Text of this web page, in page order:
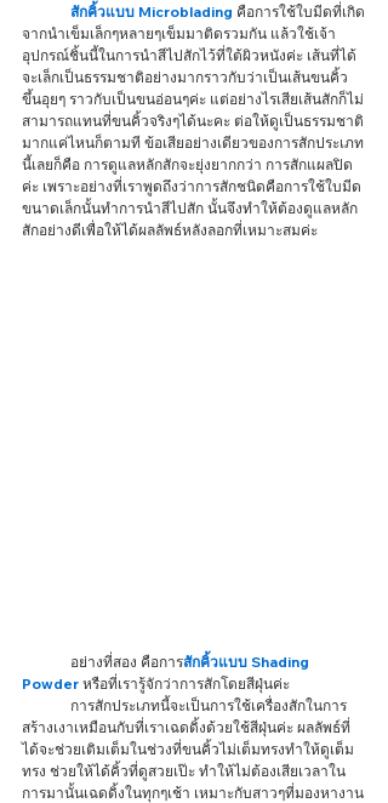
สักคิ้วแบบ Microblading คือการใช้ใบมีดที่เกิด
จากนำเข็มเล็กๆหลายๆเข็มมาติดรวมกัน แล้วใช้เจ้า
อุปกรณ์ชิ้นนี้ในการนำสีไปสักไว้ที่ใต้ผิวหนังค่ะ เส้นที่ได้
จะเล็กเป็นธรรมชาติอย่างมากราวกับว่าเป็นเส้นขนคิ้ว
ขึ้นอุยๆ ราวกับเป็นขนอ่อนๆค่ะ แต่อย่างไรเสียเส้นสักก็ไม่
สามารถแทนที่ขนคิ้วจริงๆได้นะคะ ต่อให้ดูเป็นธรรมชาติ
มากแค่ไหนก็ตามที ข้อเสียอย่างเดียวของการสักประเภท
นี้เลยก็คือ การดูแลหลักสักจะยุ่งยากกว่า การสักแผลปิด
ค่ะ เพราะอย่างที่เราพูดถึงว่าการสักชนิดคือการใช้ใบมีด
ขนาดเล็กนั้นทำการนำสีไปสัก นั้นจึงทำให้ต้องดูแลหลัก
สักอย่างดีเพื่อให้ได้ผลลัพธ์หลังลอกที่เหมาะสมค่ะ
	อย่างที่สอง คือการ
สักคิ้วแบบ Shading
Powder หรือที่เรารู้จักว่าการสักโดยสีฝุ่นค่ะ
สร้างเงาเหมือนกับที่เราเฉดดิ้งด้วยใช้สีฝุ่นค่ะ ผลลัพธ์ที่
ได้จะช่วยเติมเต็มในช่วงที่ขนคิ้วไม่เต็มทรงทำให้ดูเต็ม
ทรง ช่วยให้ได้คิ้วที่ดูสวยเป๊ะ ทำให้ไม่ต้องเสียเวลาใน
การมานั้นเฉดดิ้งในทุกๆเช้า เหมาะกับสาวๆที่มองหางาน